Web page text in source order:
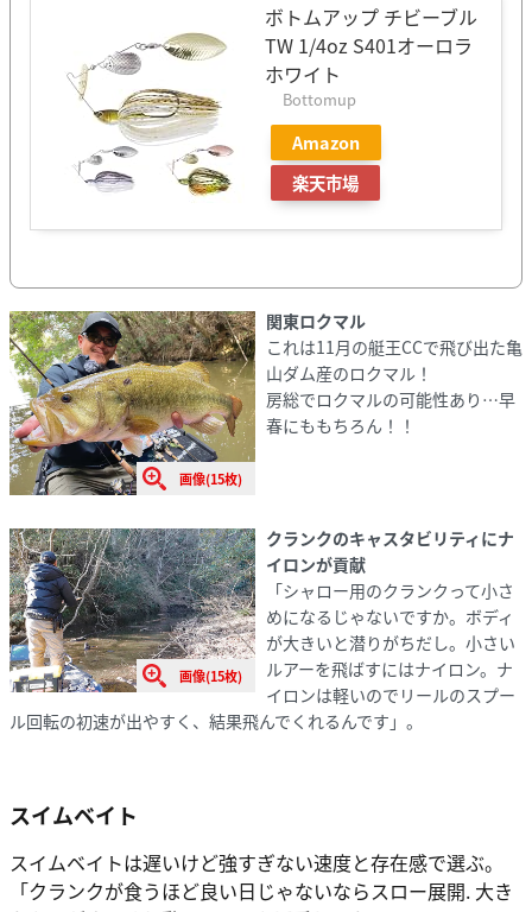
ボトムアップ チビーブル
TW 1/4oz S401オーロラ
ホワイト
Bottomup
Amazon
楽天市場
画像(15枚)
関東ロクマル
これは11月の艇王CCで飛び出た亀
山ダム産のロクマル！
房総でロクマルの可能性あり⋯早
春にももちろん！！
画像(15枚)
クランクのキャスタビリティにナ
イロンが貢献
「シャロー用のクランクって小さ
めになるじゃないですか。ボディ
が大きいと潜りがちだし。小さい
ルアーを飛ばすにはナイロン。ナ
イロンは軽いのでリールのスプー
ル回転の初速が出やすく、結果飛んでくれるんです」。
スイムベイト
スイムベイトは遅いけど強すぎない速度と存在感で選ぶ。
「クランクが食うほど良い日じゃないならスロー展開. 大き